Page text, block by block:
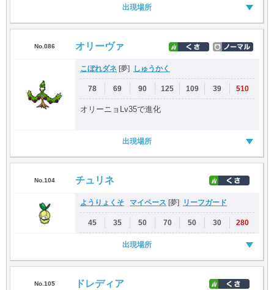
出現場所
No.086 オリーヴァ
こぼれダネ [夢] しゅうかく
78 69 90 125 109 39 510
オリーニョLv35で進化
出現場所
No.104 チュリネ
ようりょくそ マイペース [夢] リーフガード
45 35 50 70 50 30 280
出現場所
No.105 ドレディア